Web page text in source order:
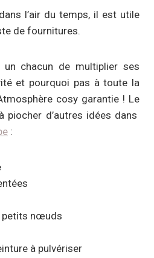
l’air du temps, il est utile
de fournitures.
chacun de multiplier ses
et pourquoi pas à toute la
cosy garantie ! Le
piocher d’autres idées dans
:
petits nœuds
à pulvériser